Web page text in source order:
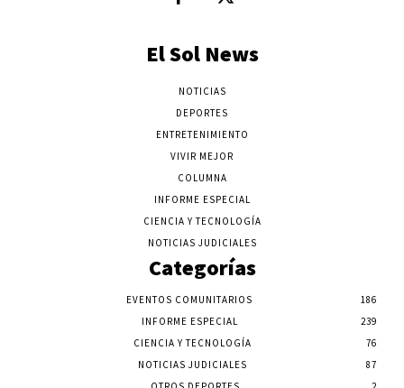
El Sol News
NOTICIAS
DEPORTES
ENTRETENIMIENTO
VIVIR MEJOR
COLUMNA
INFORME ESPECIAL
CIENCIA Y TECNOLOGÍA
NOTICIAS JUDICIALES
Categorías
EVENTOS COMUNITARIOS
186
INFORME ESPECIAL
239
CIENCIA Y TECNOLOGÍA
76
NOTICIAS JUDICIALES
87